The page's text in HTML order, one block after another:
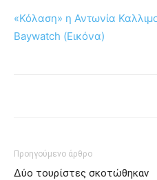
«Κόλαση» η Αντωνία
Baywatch (Εικόνα)
Προηγούμενο άρθρο
Δύο τουρίστες σκοτώθηκαν